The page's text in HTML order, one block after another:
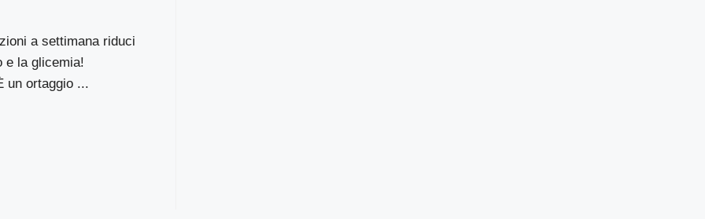
a settimana riduci
e la glicemia!
un ortaggio ...